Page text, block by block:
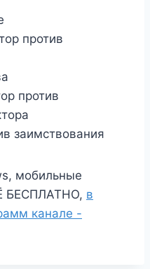
против
против
заимствования
мобильные
БЕСПЛАТНО, в
канале -